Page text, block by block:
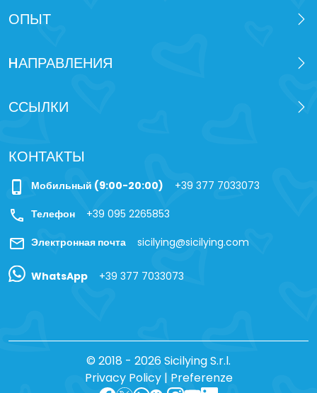
ОПЫТ
HАПРАВЛЕНИЯ
ССЫЛКИ
КОНТАКТЫ
phone_iphone Мобильный (9:00-20:00) +39 377 7033073
call Телефон +39 095 2265853
mail Электронная почта sicilying@sicilying.com
WhatsApp +39 377 7033073
© 2018 - 2026 Sicilying S.r.l.
Privacy Policy| Preferenze